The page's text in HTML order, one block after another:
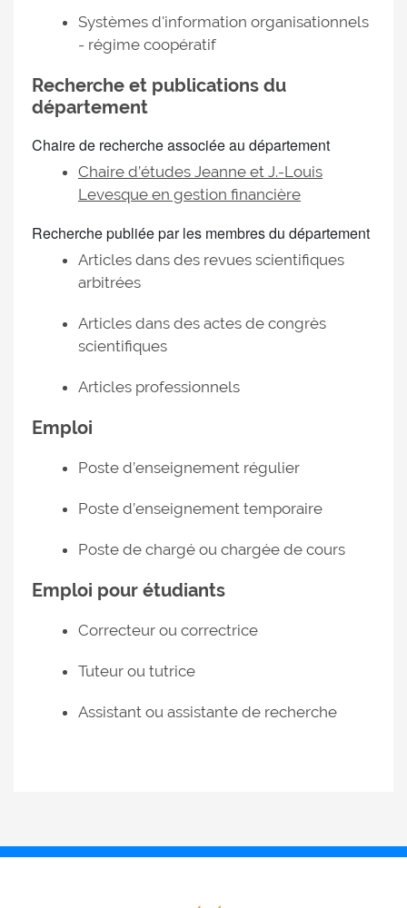
Systèmes d'information organisationnels
- régime coopératif
Recherche et publications du
département
Chaire de recherche associée au département
Chaire d’études Jeanne et J.-Louis
Levesque en gestion financière
Recherche publiée par les membres du département
Articles dans des revues scientifiques
arbitrées
Articles dans des actes de congrès
scientifiques
Articles professionnels
Emploi
Poste d’enseignement régulier
Poste d’enseignement temporaire
Poste de chargé ou chargée de cours
Emploi pour étudiants
Correcteur ou correctrice
Tuteur ou tutrice
Assistant ou assistante de recherche